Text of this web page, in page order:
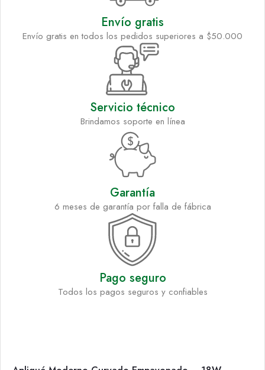
Envío gratis
Envío gratis en todos los pedidos superiores a $50.000
Servicio técnico
Brindamos soporte en línea
Garantía
6 meses de garantía por falla de fábrica
Pago seguro
Todos los pagos seguros y confiables